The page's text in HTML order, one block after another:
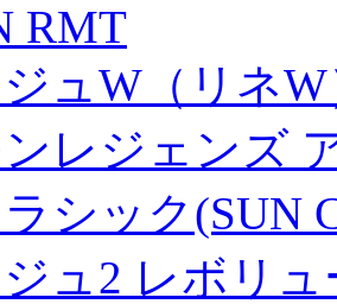
RMT
ュW（リネ
レジェンズ
シック(SUN
ュ2 レボリ